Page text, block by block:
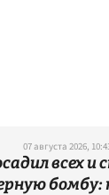
07 августа 2026,
всех и
бомбу: